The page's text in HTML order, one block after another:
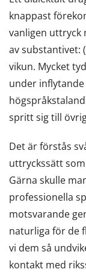
knappast
vanligen uttryck
av substantivet:
vikun. Mycket
under
spritt sig till
Det är förstås
uttryckssätt
Gärna skulle
professionella
motsvarande
naturliga för de
vi dem så
kontakt med